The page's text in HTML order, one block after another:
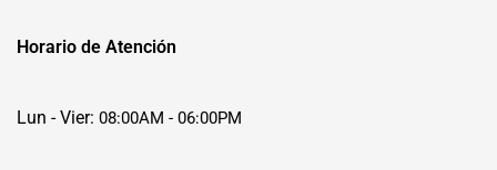
Horario de Atención
Lun - Vier: 08:00AM - 06:00PM